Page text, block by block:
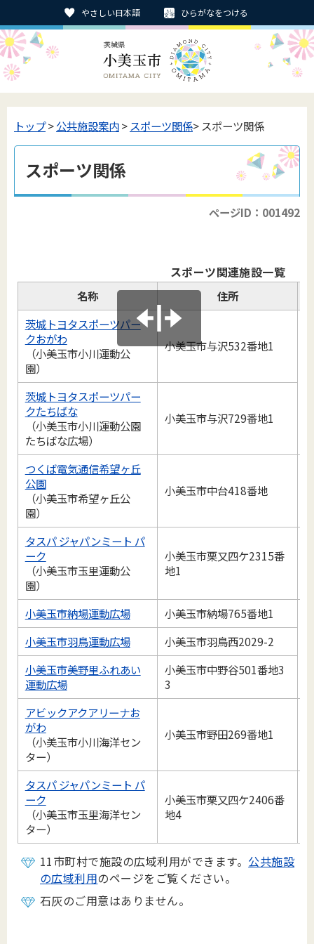
やさしい日本語 ひらがなをつける
トップ>公共施設案内> スポーツ関係> スポーツ関係
スポーツ関係
ページID：001492
スポーツ関連施設一覧
名称
住所
茨城トヨタスポーツパー
クおがわ
（小美玉市小川運動公
園）
小美玉市与沢532番地1
茨城トヨタスポーツパー
クたちばな
（小美玉市小川運動公園
たちばな広場）
小美玉市与沢729番地1
つくば電気通信希望ヶ丘
公園
（小美玉市希望ヶ丘公
園）
小美玉市中台418番地
タスパ ジャパンミート パ
ーク
（小美玉市玉里運動公
園）
小美玉市栗又四ケ2315番
地1
小美玉市納場運動広場
小美玉市納場765番地1
小美玉市羽鳥運動広場
小美玉市羽鳥西2029-2
小美玉市美野里ふれあい
運動広場
小美玉市中野谷501番地3
3
アビックアクアリーナお
がわ
（小美玉市小川海洋セン
ター）
小美玉市野田269番地1
タスパ ジャパンミート パ
ーク
（小美玉市玉里海洋セン
ター）
小美玉市栗又四ケ2406番
地4
11市町村で施設の広域利用ができます。 公共施設
の広域利用のページをご覧ください。
石灰のご用意はありません。